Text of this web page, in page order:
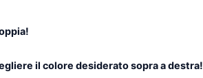
il colore desiderato sopra a destra!